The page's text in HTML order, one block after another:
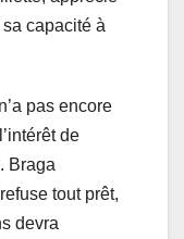
capacité à
pas encore
de
Braga
tout prêt,
devra